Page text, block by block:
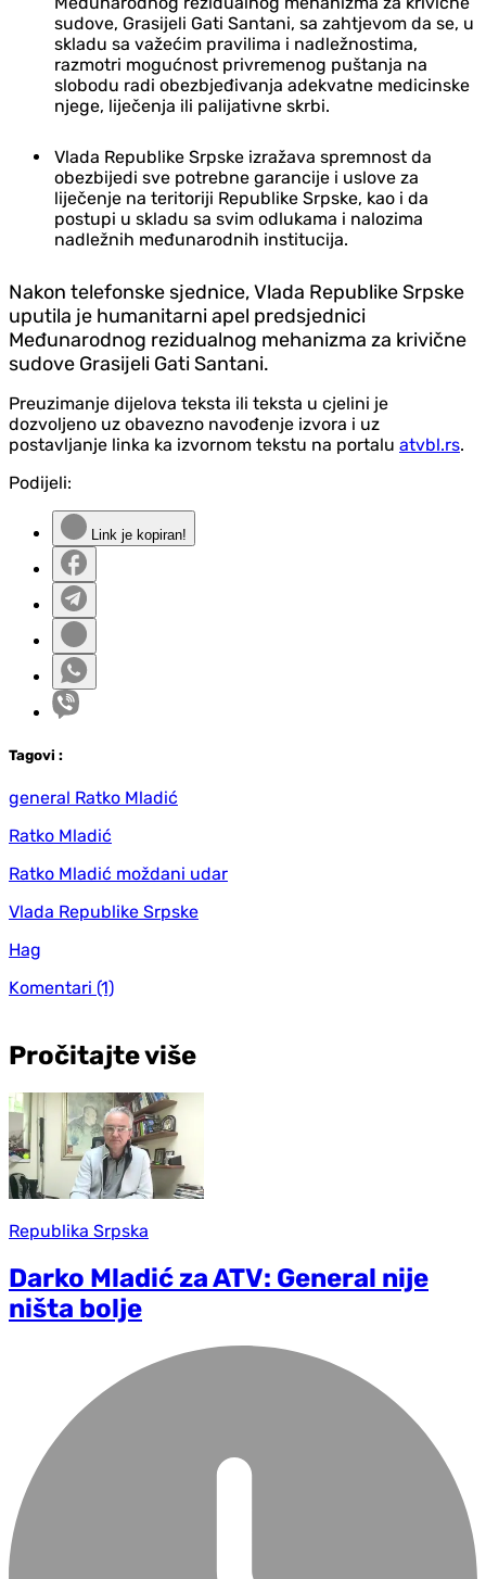
sudove, Grasijeli Gati Santani, sa zahtjevom da se, u
skladu sa važećim pravilima i nadležnostima,
razmotri mogućnost privremenog puštanja na
slobodu radi obezbjeđivanja adekvatne medicinske
njege, liječenja ili palijativne skrbi.
Vlada Republike Srpske izražava spremnost da
obezbijedi sve potrebne garancije i uslove za
liječenje na teritoriji Republike Srpske, kao i da
postupi u skladu sa svim odlukama i nalozima
nadležnih međunarodnih institucija.
Nakon telefonske sjednice, Vlada Republike Srpske
uputila je humanitarni apel predsjednici
Međunarodnog rezidualnog mehanizma za krivične
sudove Grasijeli Gati Santani.
Preuzimanje dijelova teksta ili teksta u cjelini je
dozvoljeno uz obavezno navođenje izvora i uz
postavljanje linka ka izvornom tekstu na portalu atvbl.rs.
Podijeli:
Link je kopiran!
Tagovi :
general Ratko Mladić
Ratko Mladić
Ratko Mladić moždani udar
Vlada Republike Srpske
Hag
Komentari (1)
Pročitajte više
Republika Srpska
Darko Mladić za ATV: General nije
ništa bolje